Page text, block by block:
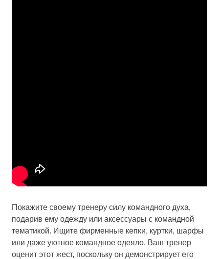
Покажите своему тренеру силу командного духа,
подарив ему одежду или аксессуары с командной
тематикой. Ищите фирменные кепки, куртки, шарфы
или даже уютное командное одеяло. Ваш тренер
оценит этот жест, поскольку он демонстрирует его